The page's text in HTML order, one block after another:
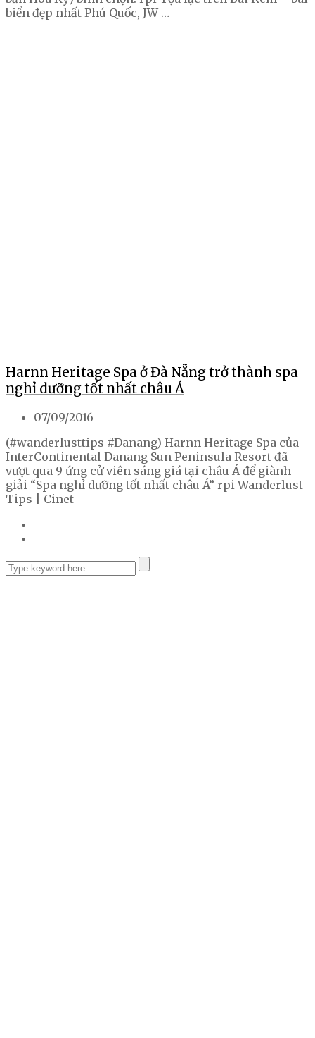
biển đẹp nhất Phú Quốc, JW …
Harnn Heritage Spa ở Đà Nẵng trở thành spa
nghỉ dưỡng tốt nhất châu Á
07/09/2016
(#wanderlusttips #Danang) Harnn Heritage Spa của
InterContinental Danang Sun Peninsula Resort đã
vượt qua 9 ứng cử viên sáng giá tại châu Á để giành
giải “Spa nghỉ dưỡng tốt nhất châu Á” rpi Wanderlust
Tips | Cinet